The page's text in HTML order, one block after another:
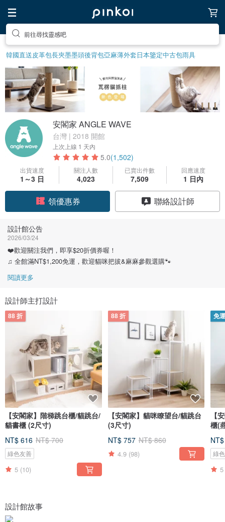
前往尋找靈感吧
韓國直送皮革包長夾墨墨頭後背包亞麻薄外套日本鑒定中古包雨具
安閣家 ANGLE WAVE
台灣 | 2018 開館
上次上線 1 天內
5.0(1,502)
出貨速度
1～3 日
關注人數
4,023
已賣出件數
7,509
回應速度
1 日內
領優惠券
聯絡設計師
設計館公告
2026/03/24
❤️歡迎關注我們，即享$20折價券喔！
♫ 全館滿NT$1,200免運，歡迎貓咪把拔&麻麻參觀選購🐾
閱讀更多
設計師主打設計
88 折
【安閣家】階梯跳台櫃/貓跳台/
貓書櫃 (2尺寸)
NT$ 616 NT$ 700
綠色友善
5 (10)
88 折
【安閣家】貓咪瞭望台/貓跳台
(3尺寸)
NT$ 757 NT$ 860
4.9 (98)
免
【
櫃(
綠
5
設計館故事